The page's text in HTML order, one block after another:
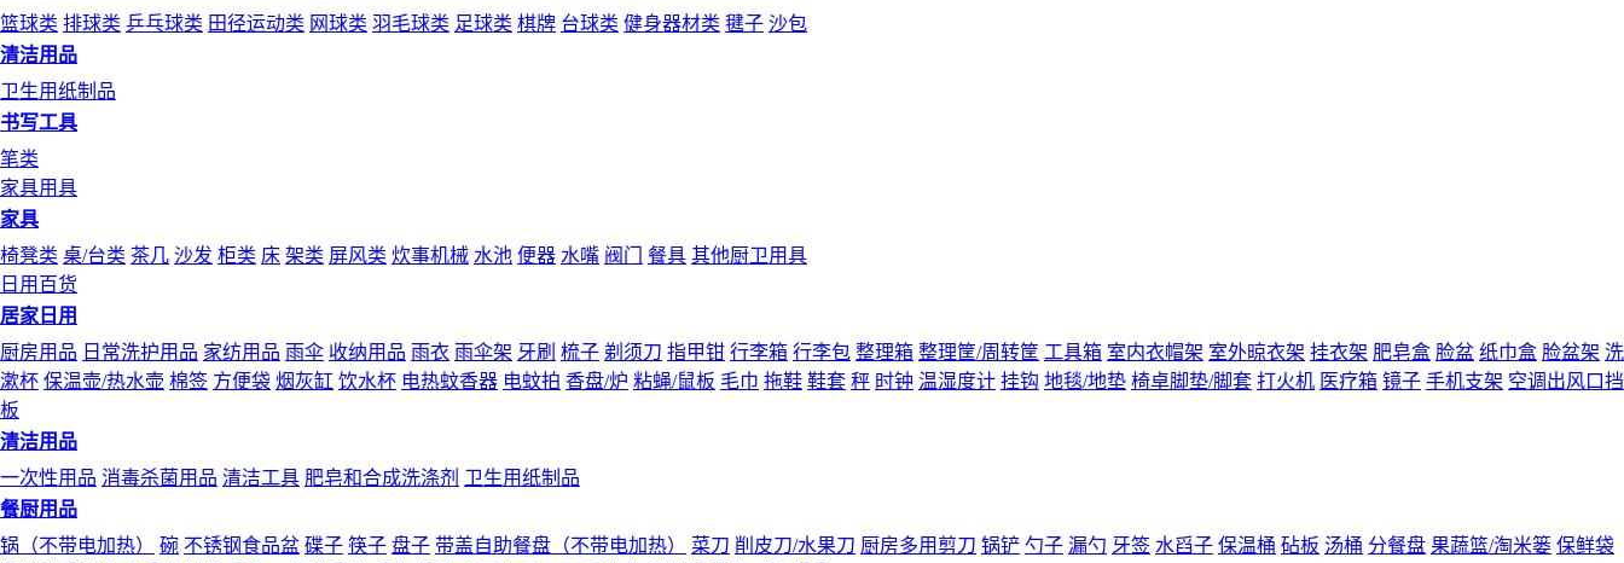
篮球类 排球类 乒乓球类 田径运动类 网球类 羽毛球类 足球类 棋牌 台球类 健身器材类 毽子 沙包
清洁用品
卫生用纸制品
书写工具
笔类
家具用具
家具
椅凳类 桌/台类 茶几 沙发 柜类 床 架类 屏风类 炊事机械 水池 便器 水嘴 阀门 餐具 其他厨卫用具
日用百货
居家日用
厨房用品 日常洗护用品 家纺用品 雨伞 收纳用品 雨衣 雨伞架 牙刷 梳子 剃须刀 指甲钳 行李箱 行李包 整理箱 整理筐/周转筐 工具箱 室内衣帽架 室外晾衣架 挂衣架 肥皂盒 脸盆 纸巾盒 脸盆架 洗
漱杯 保温壶/热水壶 棉签 方便袋 烟灰缸 饮水杯 电热蚊香器 电蚊拍 香盘/炉 粘蝇/鼠板 毛巾 拖鞋 鞋套 秤 时钟 温湿度计 挂钩 地毯/地垫 椅卓脚垫/脚套 打火机 医疗箱 镜子 手机支架 空调出风口挡
板
清洁用品
一次性用品 消毒杀菌用品 清洁工具 肥皂和合成洗涤剂 卫生用纸制品
餐厨用品
锅（不带电加热）
碗 不锈钢食品盆 碟子 筷子 盘子 带盖自助餐盘（不带电加热） 菜刀 削皮刀/水果刀 厨房多用剪刀 锅铲 勺子 漏勺 牙签 水舀子 保温桶 砧板 汤桶 分餐盘 果蔬篮/淘米篓 保鲜袋